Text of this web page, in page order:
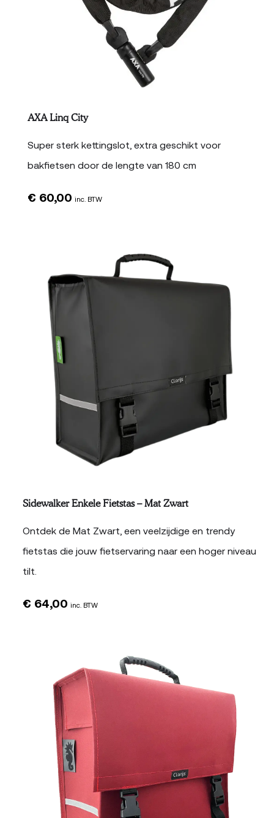
AXA Linq City
Super sterk kettingslot, extra geschikt voor
bakfietsen door de lengte van 180 cm
€ 60,00 inc. BTW
Sidewalker Enkele Fietstas – Mat Zwart
Ontdek de Mat Zwart, een veelzijdige en trendy
fietstas die jouw fietservaring naar een hoger niveau
tilt.
€ 64,00 inc. BTW